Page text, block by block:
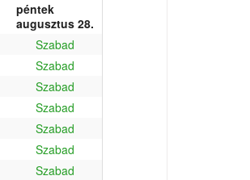
péntek
augusztus 28.
Szabad
Szabad
Szabad
Szabad
Szabad
Szabad
Szabad